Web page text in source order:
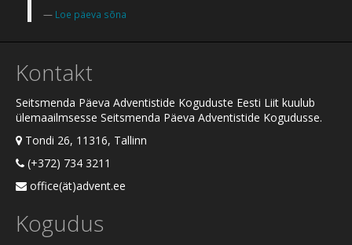
Loe päeva sõna
Kontakt
Seitsmenda Päeva Adventistide Koguduste Eesti Liit kuulub
ülemaailmsesse Seitsmenda Päeva Adventistide Kogudusse.
Tondi 26, 11316, Tallinn
(+372) 734 3211
office(ät)advent.ee
Kogudus